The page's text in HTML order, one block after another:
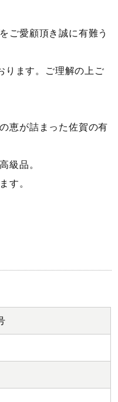
ご愛顧頂き誠に有難う
ります。ご理解の上ご
恵が詰まった佐賀の有
級品。
す。